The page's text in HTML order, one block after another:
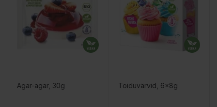
Agar-agar, 30g Toiduvärvid, 6x8g